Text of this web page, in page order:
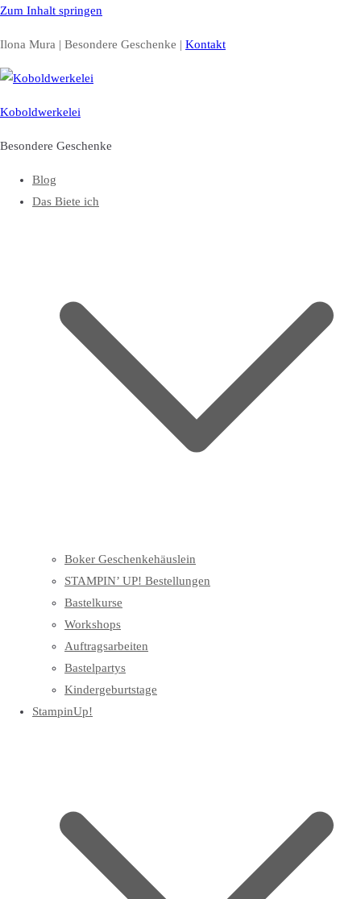
Zum Inhalt springen
Ilona Mura | Besondere Geschenke | Kontakt
Koboldwerkelei
Besondere Geschenke
Blog
Das Biete ich
Boker Geschenkehäuslein
STAMPIN’ UP! Bestellungen
Bastelkurse
Workshops
Auftragsarbeiten
Bastelpartys
Kindergeburtstage
StampinUp!